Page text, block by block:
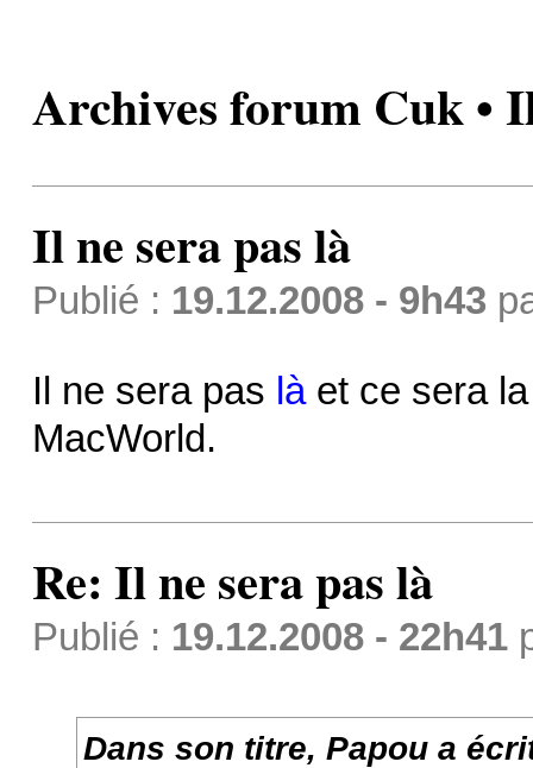
Archives forum Cuk •
Il ne sera pas là
Publié : 19.12.2008 - 9h43
Il ne sera pas làet ce sera
MacWorld.
Re: Il ne sera pas là
Publié : 19.12.2008 - 22h41
Dans son titre, Papou a